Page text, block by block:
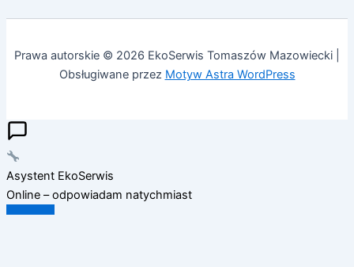
Prawa autorskie © 2026 EkoSerwis Tomaszów Mazowiecki |
Obsługiwane przez Motyw Astra WordPress
Asystent EkoSerwis
Online – odpowiadam natychmiast
✕